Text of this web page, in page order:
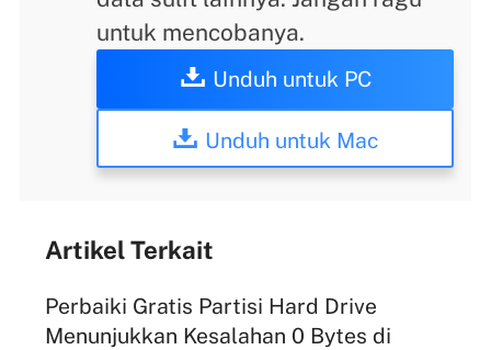
untuk mencobanya.
Unduh untuk PC
Unduh untuk Mac
Artikel Terkait
Perbaiki Gratis Partisi Hard Drive
Menunjukkan Kesalahan 0 Bytes di